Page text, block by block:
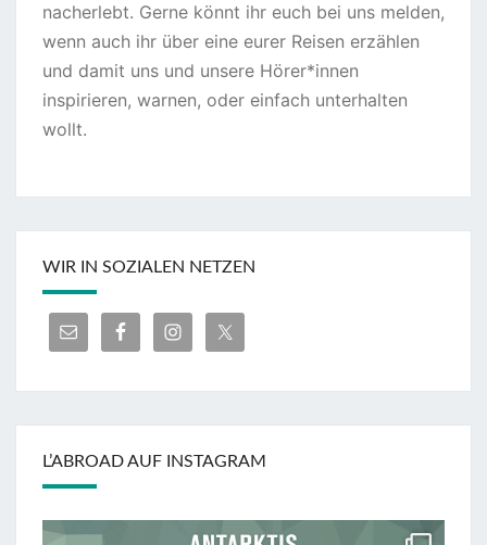
nacherlebt. Gerne könnt ihr euch bei uns melden,
wenn auch ihr über eine eurer Reisen erzählen
und damit uns und unsere Hörer*innen
inspirieren, warnen, oder einfach unterhalten
wollt.
WIR IN SOZIALEN NETZEN
L’ABROAD AUF INSTAGRAM